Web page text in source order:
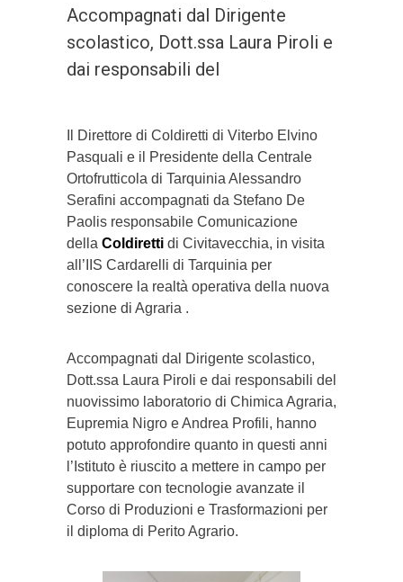
Accompagnati dal Dirigente
scolastico, Dott.ssa Laura Piroli e
dai responsabili del
Il Direttore di Coldiretti di Viterbo Elvino
Pasquali e il Presidente della Centrale
Ortofrutticola di Tarquinia Alessandro
Serafini accompagnati da Stefano De
Paolis responsabile Comunicazione
della Coldiretti di Civitavecchia, in visita
all’IIS Cardarelli di Tarquinia per
conoscere la realtà operativa della nuova
sezione di Agraria .
Accompagnati dal Dirigente scolastico,
Dott.ssa Laura Piroli e dai responsabili del
nuovissimo laboratorio di Chimica Agraria,
Eupremia Nigro e Andrea Profili, hanno
potuto approfondire quanto in questi anni
l’Istituto è riuscito a mettere in campo per
supportare con tecnologie avanzate il
Corso di Produzioni e Trasformazioni per
il diploma di Perito Agrario.